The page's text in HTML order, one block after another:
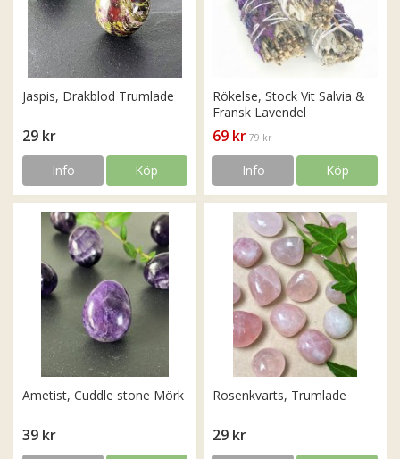
Jaspis, Drakblod Trumlade
29 kr
Info Köp
Rökelse, Stock Vit Salvia &
Fransk Lavendel
69 kr 79 kr
Info Köp
Ametist, Cuddle stone Mörk
39 kr
Rosenkvarts, Trumlade
29 kr